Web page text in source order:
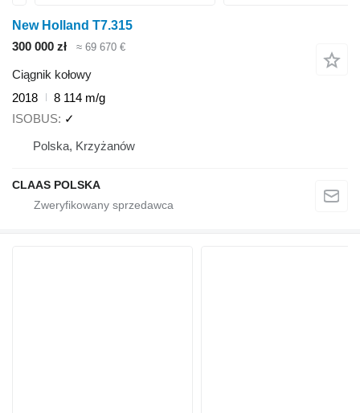
New Holland T7.315
300 000 zł
≈ 69 670 €
Ciągnik kołowy
2018
8 114 m/g
ISOBUS ✓
Polska, Krzyżanów
CLAAS POLSKA